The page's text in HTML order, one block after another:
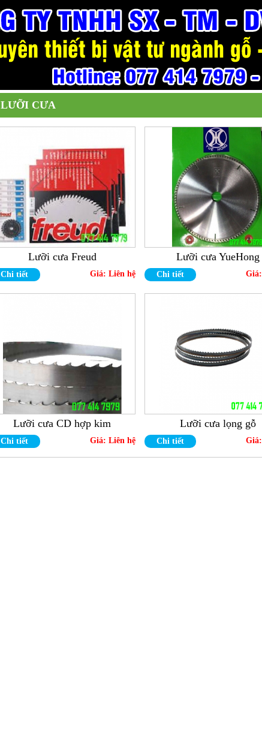
LƯỠI CƯA
Lưỡi cưa Freud
Chi tiết Giá: Liên hệ
Lưỡi cưa YueHong
Chi tiết Giá:
Lưỡi cưa CD hợp kim
Chi tiết Giá: Liên hệ
Lưỡi cưa lọng gỗ
Chi tiết Giá: